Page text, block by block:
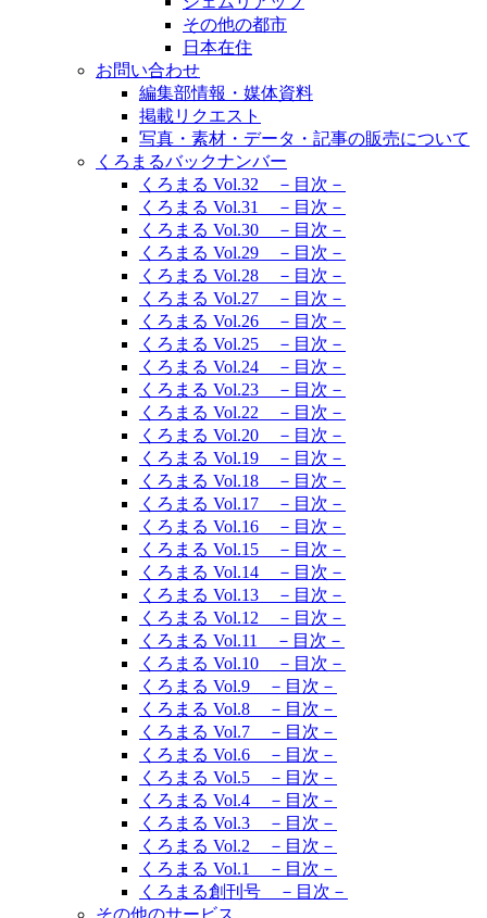
その他の都市
日本在住
お問い合わせ
編集部情報・媒体資料
掲載リクエスト
写真・素材・データ・記事の販売について
くろまるバックナンバー
くろまる Vol.32 －目次－
くろまる Vol.31 －目次－
くろまる Vol.30 －目次－
くろまる Vol.29 －目次－
くろまる Vol.28 －目次－
くろまる Vol.27 －目次－
くろまる Vol.26 －目次－
くろまる Vol.25 －目次－
くろまる Vol.24 －目次－
くろまる Vol.23 －目次－
くろまる Vol.22 －目次－
くろまる Vol.20 －目次－
くろまる Vol.19 －目次－
くろまる Vol.18 －目次－
くろまる Vol.17 －目次－
くろまる Vol.16 －目次－
くろまる Vol.15 －目次－
くろまる Vol.14 －目次－
くろまる Vol.13 －目次－
くろまる Vol.12 －目次－
くろまる Vol.11 －目次－
くろまる Vol.10 －目次－
くろまる Vol.9 －目次－
くろまる Vol.8 －目次－
くろまる Vol.7 －目次－
くろまる Vol.6 －目次－
くろまる Vol.5 －目次－
くろまる Vol.4 －目次－
くろまる Vol.3 －目次－
くろまる Vol.2 －目次－
くろまる Vol.1 －目次－
くろまる創刊号 －目次－
その他のサービス